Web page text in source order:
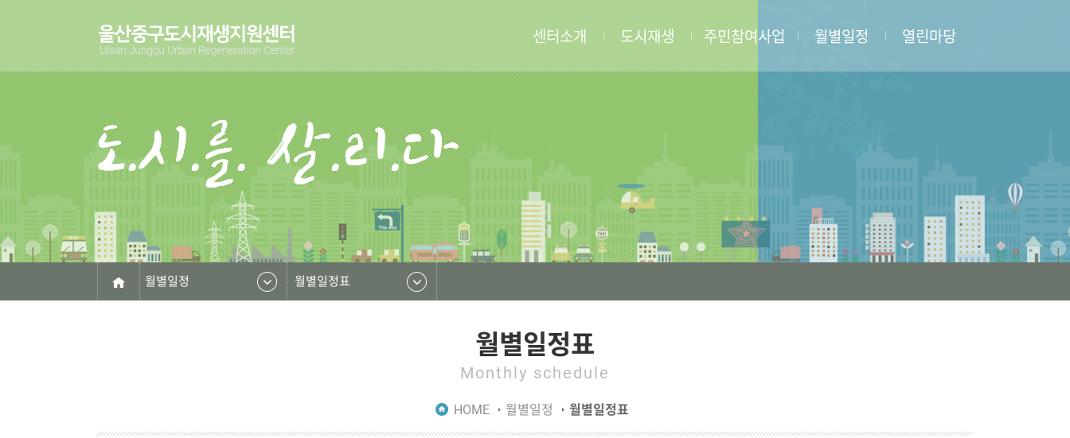
센터소개 도시재생 주민참여사업 월별일정 열린마당
월별일정 월별일정표
월별일정표
Monthly schedule
HOME 월별일정 월별일정표